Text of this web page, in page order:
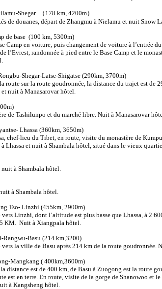
Shegar （ 178 km, 4200m）
de douanes, départ de Zhangmu à Nielamu et nuit Snow
de base (100 km, 5300m)
Camp en voiture, puis changement de voiture à l’entrée
l’Evrest, randonnée à pied entre le Base Camp et le
Shegar-Latse-Shigatse (290km, 3700m)
route sur la route goudronnée, la distance du trajet est de
et nuit à Manasarovar hôtel.
de Tashilunpo et du marché libre. Nuit à Manasarovar
Lhassa (360km, 3650m)
chef-lieu du Tibet, en route, visite du monastère de
Lhassa et nuit à Shambala hôtel, situé dans le vieux
nuit à Shambala hôtel.
à Shambala hôtel.
Tso- Linzhi (455km, 2900m)
Linzhi, dont l’altitude est plus basse que Lhassa, à 2
KM. Nuit à Xiangpala hôtel.
Basu (214 km,3200)
la ville de Basu après 214 km de la route goudronnée.
Mangkang ( 400km,3600m)
distance est de 400 km, de Basu à Zuogong est la route
est en terre. En route, visite de la gorge de Shanowoo et
à Kangsheng hôtel.